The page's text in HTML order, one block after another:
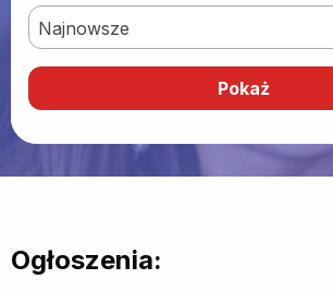
Najnowsze
Ogłoszenia: